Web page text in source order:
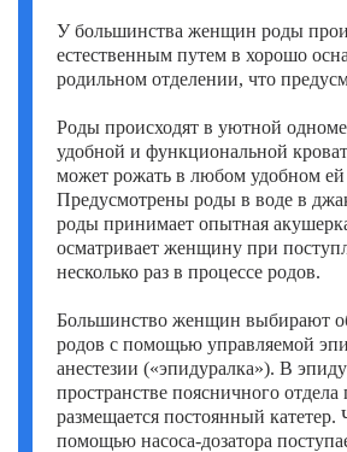
У большинства женщин роды
естественным путем в хорошо
родильном отделении, что
Роды происходят в уютной
удобной и функциональной
может рожать в любом удобном
Предусмотрены роды в воде в
роды принимает опытная
осматривает женщину при
несколько раз в процессе родов.
Большинство женщин выбирают
родов с помощью управляемой
анестезии («эпидуралка»). В
пространстве поясничного отдела
размещается постоянный катетер.
помощью насоса-дозатора